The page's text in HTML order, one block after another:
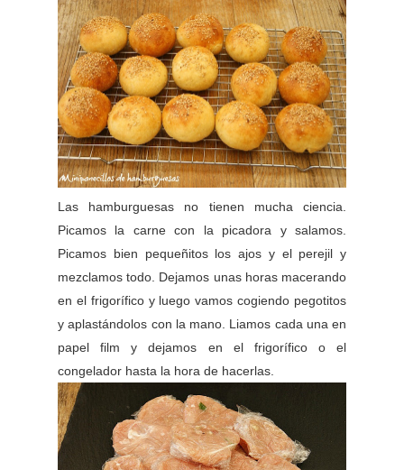
Las hamburguesas no tienen mucha ciencia.
Picamos la carne con la picadora y salamos.
Picamos bien pequeñitos los ajos y el perejil y
mezclamos todo. Dejamos unas horas macerando
en el frigorífico y luego vamos cogiendo pegotitos
y aplastándolos con la mano. Liamos cada una en
papel film y dejamos en el frigorífico o el
congelador hasta la hora de hacerlas.